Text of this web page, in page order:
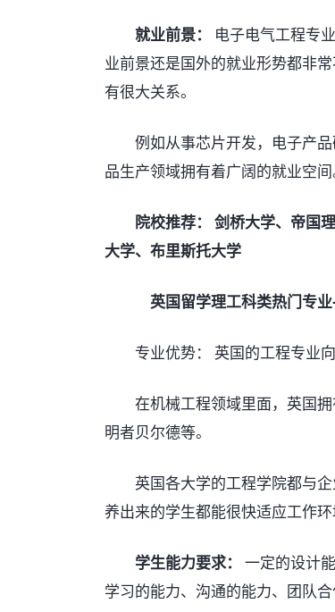
就业前景： 电子电气工程专
业前景还是国外的就业形势都非
有很大关系。
例如从事芯片开发，电子产品
品生产领域拥有着广阔的就业空间
院校推荐： 剑桥大学、帝国
大学、布里斯托大学
英国留学理工科类热门专
专业优势： 英国的工程专业向
在机械工程领域里面，英国拥
明者贝尔德等。
英国各大学的工程学院都与企
养出来的学生都能很快适应工作环
学生能力要求：
一定的设计
学习的能力、沟通的能力、团队合